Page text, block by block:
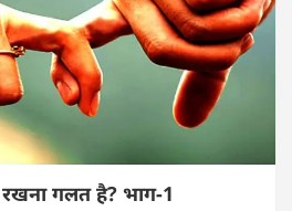
गलत है? भाग-1